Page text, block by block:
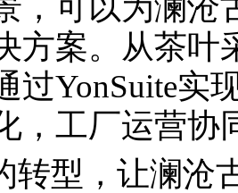
，可以为澜沧
方案。从茶叶
过YonSuite实
，工厂运营协
转型，让澜沧